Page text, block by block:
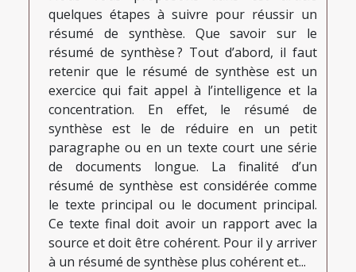
quelques étapes à suivre pour réussir un
résumé de synthèse. Que savoir sur le
résumé de synthèse ? Tout d’abord, il faut
retenir que le résumé de synthèse est un
exercice qui fait appel à l’intelligence et la
concentration. En effet, le résumé de
synthèse est le de réduire en un petit
paragraphe ou en un texte court une série
de documents longue. La finalité d’un
résumé de synthèse est considérée comme
le texte principal ou le document principal.
Ce texte final doit avoir un rapport avec la
source et doit être cohérent. Pour il y arriver
à un résumé de synthèse plus cohérent et...